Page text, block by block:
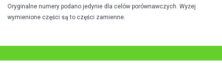
Oryginalne numery podano jedynie dla celów porównawczych. Wyżej
wymienione części są to części zamienne.